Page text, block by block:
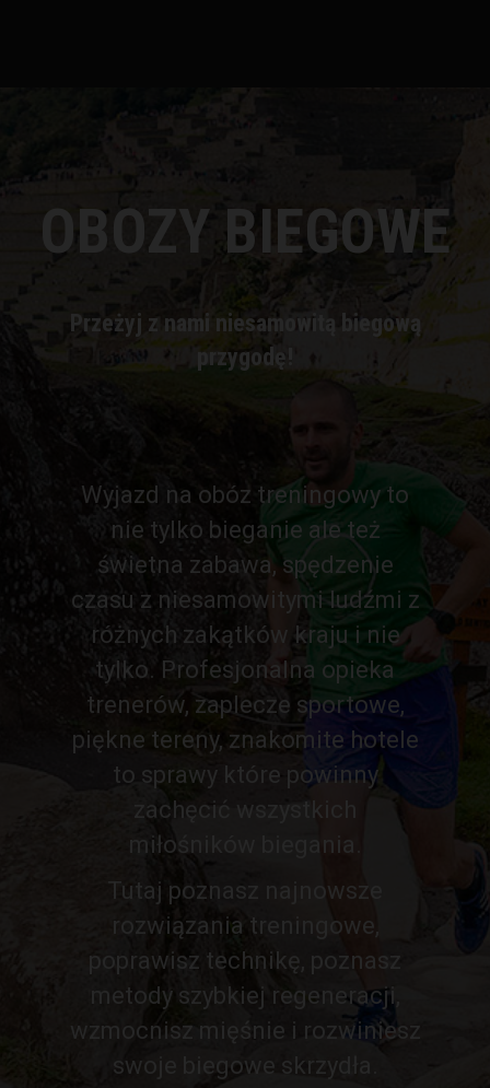
OBOZY BIEGOWE
Przeżyj z nami niesamowitą biegową
przygodę!
Wyjazd na obóz treningowy to
nie tylko bieganie ale też
świetna zabawa, spędzenie
czasu z niesamowitymi ludźmi z
różnych zakątków kraju i nie
tylko. Profesjonalna opieka
trenerów, zaplecze sportowe,
piękne tereny, znakomite hotele
to sprawy które powinny
zachęcić wszystkich
miłośników biegania.
Tutaj poznasz najnowsze
rozwiązania treningowe,
poprawisz technikę, poznasz
metody szybkiej regeneracji,
wzmocnisz mięśnie i rozwiniesz
swoje biegowe skrzydła.